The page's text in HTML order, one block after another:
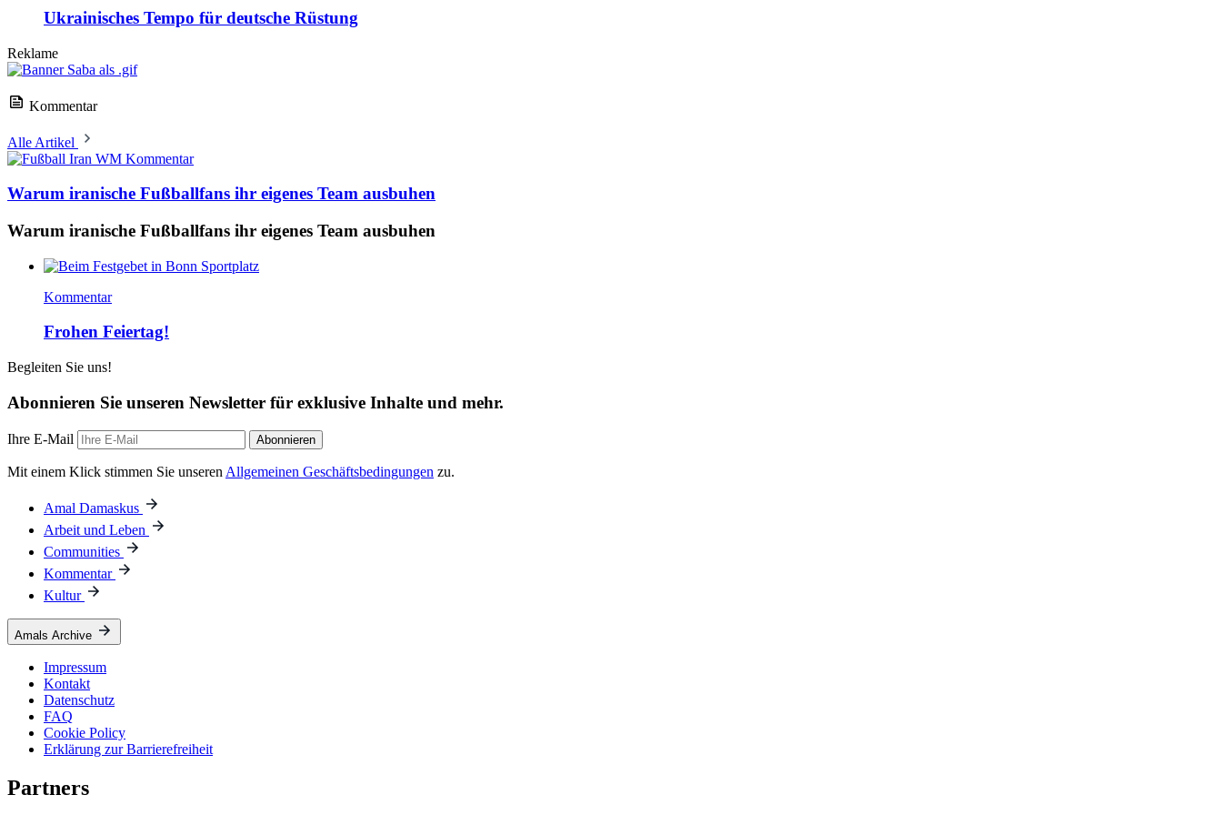
Ukrainisches Tempo für deutsche Rüstung
Reklame
Kommentar
Alle Artikel
Kommentar
Warum iranische Fußballfans ihr eigenes Team ausbuhen
Warum iranische Fußballfans ihr eigenes Team ausbuhen
Kommentar
Frohen Feiertag!
Begleiten Sie uns!
Abonnieren Sie unseren Newsletter für exklusive Inhalte und mehr.
Ihre E-Mail Abonnieren
Mit einem Klick stimmen Sie unseren Allgemeinen Geschäftsbedingungen zu.
Amal Damaskus
Arbeit und Leben
Communities
Kommentar
Kultur
Amals Archive
Impressum
Kontakt
Datenschutz
FAQ
Cookie Policy
Erklärung zur Barrierefreiheit
Partners